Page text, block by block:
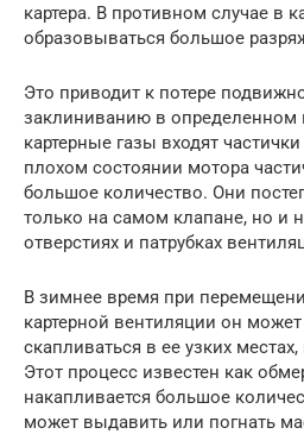
картера. В противном случае в
образовываться большое
Это приводит к потере
заклиниванию в
картерные газы входят
плохом состоянии мотора
большое количество. Они
только на самом клапане, но и
отверстиях и патрубках
В зимнее время при
картерной вентиляции он
скапливаться в ее узких
Этот процесс известен как
накапливается большое
может выдавить или погнать